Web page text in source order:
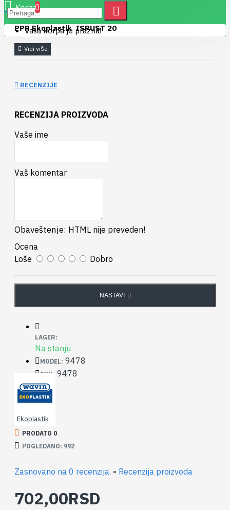
0
Vaša korpa je prazna!
PPR Ekoplastik ISPUST 20
RECENZIJE
RECENZIJA PROIZVODA
Vaše ime
Vaš komentar
Obaveštenje: HTML nije preveden!
Ocena
Loše
Dobro
NASTAVI
LAGER:
Na stanju
MODEL: 9478
SKU: 9478
Ekoplastik
PRODATO 0
POGLEDANO: 992
Zasnovano na 0 recenzija. - Recenzija proizvoda
702,00RSD